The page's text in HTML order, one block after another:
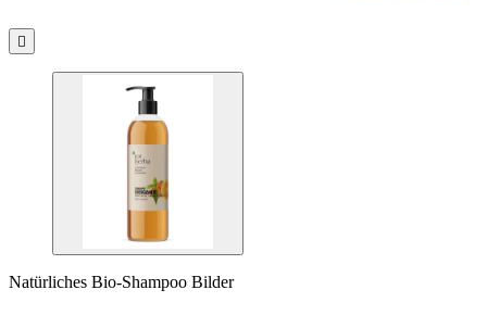

Natürliches Bio-Shampoo Bilder